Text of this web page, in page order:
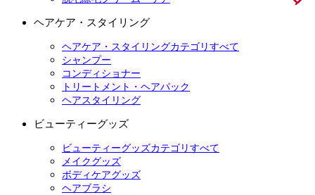
ヘアケア・スタイリング
ヘアケア・スタイリングカテゴリすべて
シャンプー
コンディショナー
トリートメント・ヘアパック
ヘアスタイリング
ビューティーグッズ
ビューティーグッズカテゴリすべて
メイクグッズ
ボディケアグッズ
ヘアブラシ